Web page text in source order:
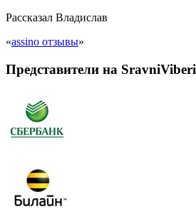
Рассказал Владислав
«assino отзывы»
Представители на SravniViberi